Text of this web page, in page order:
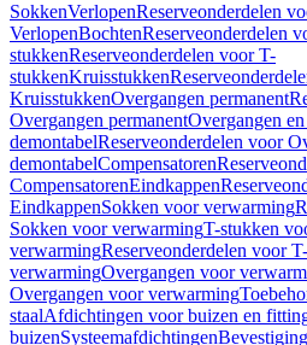
SokkenVerlopenReserveonderdelen
VerlopenBochtenReserveonderdelen
stukkenReserveonderdelen voor T-
stukkenKruisstukken
KruisstukkenOvergangen permanent
Overgangen permanentOvergangen
demontabelReserveonderdelen voor
demontabelCompensatoren
CompensatorenEindkappen
EindkappenSokken voor verwarming
Sokken voor verwarmingT-stukken
verwarmingReserveonderdelen voor
verwarmingOvergangen voor
Overgangen voor verwarming
staalAfdichtingen voor buizen en
buizenSysteemafdichtingen